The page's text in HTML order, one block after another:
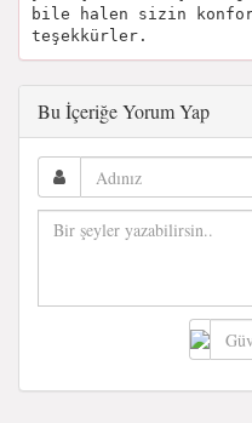
bile halen sizin
teşekkürler.
Bu İçeriğe Yorum Yap